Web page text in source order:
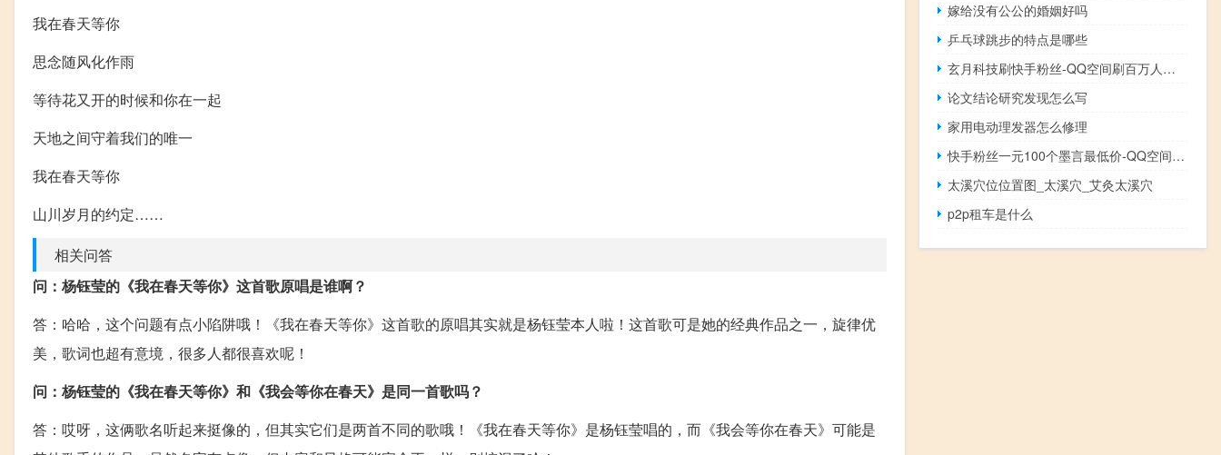
我在春天等你
思念随风化作雨
等待花又开的时候和你在一起
天地之间守着我们的唯一
我在春天等你
山川岁月的约定……
相关问答
问：杨钰莹的《我在春天等你》这首歌原唱是谁啊？
答：哈哈，这个问题有点小陷阱哦！《我在春天等你》这首歌的原唱其实就是杨钰莹本人啦！这首歌可是她的经典作品之一，旋律优
美，歌词也超有意境，很多人都很喜欢呢！
问：杨钰莹的《我在春天等你》和《我会等你在春天》是同一首歌吗？
答：哎呀，这俩歌名听起来挺像的，但其实它们是两首不同的歌哦！《我在春天等你》是杨钰莹唱的，而《我会等你在春天》可能是
嫁给没有公公的婚姻好吗
乒乓球跳步的特点是哪些
玄月科技刷快手粉丝-QQ空间刷百万人气在线刷(玄月科技快手双击网站)
论文结论研究发现怎么写
家用电动理发器怎么修理
快手粉丝一元100个墨言最低价-QQ空间浏览赞代刷网
太溪穴位位置图_太溪穴_艾灸太溪穴
p2p租车是什么